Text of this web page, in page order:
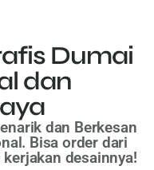
Dumai
dan
dan Berkesan
Bisa order dari
desainnya!